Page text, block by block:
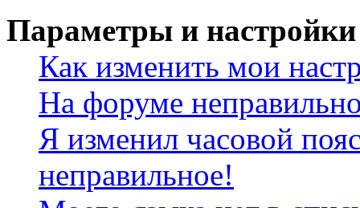
Параметры и настройки
Как изменить мои
На форуме
Я изменил часовой
неправильное!